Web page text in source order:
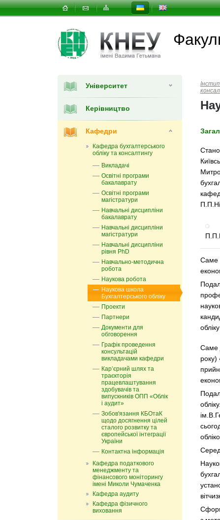
Університет
Керівництво
Кафедри
Кафедра бухгалтерського
обліку та консалтингу
Викладачі
Освітні програми
бакалаврату
Освітні програми
магістратури
Навчальні дисципліни
бакалаврату
Навчальні дисципліни
магістратури
Навчальні дисципліни
рівня PhD
Навчально-методична
робота
Наукова робота
Наукова школа
Бухгалтерського обліку
Проекти
Партнери
Документи для
обговорення
Графік проведення
консультацій
викладачами кафедри
Кар’єрний шлях та
траєкторія
працевлаштування
здобувачів та
випускників ОПП «Облік
і аудит»
Зобов'язання КБОтаК
щодо досягнення цілей
сталого розвитку та
європейської інтеграції
України
Контактна інформація
Кафедра податкового
менеджменту та
фінансового моніторингу
імені Миколи Чумаченка
Кафедра аудиту
Кафедра фізичного
виховання
Саме
Саме
року)
Серед